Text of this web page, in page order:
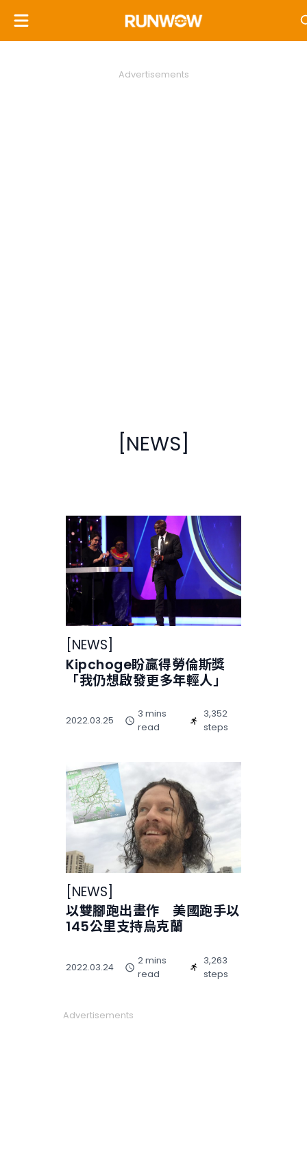
Advertisements
[NEWS]
NEWS
Kipchoge盼贏得勞倫斯獎
「我仍想啟發更多年輕人」
2022.03.25
3 mins
read
3,352
steps
[NEWS]
以雙腳跑出畫作 美國跑手以
145公里支持烏克蘭
2022.03.24
2 mins
read
3,263
steps
Advertisements